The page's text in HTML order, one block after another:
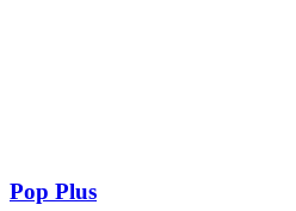
Pop Plus